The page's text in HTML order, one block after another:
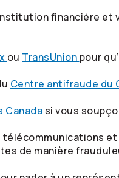
financière et
ou TransUnion pour
Centre antifraude du
Canada si vous
de manière